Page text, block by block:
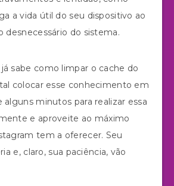
a vida útil do seu dispositivo ao
desnecessário do sistema.
sabe como limpar o cache do
colocar esse conhecimento em
alguns minutos para realizar essa
e aproveite ao máximo
tem a oferecer. Seu
e, claro, sua paciência, vão